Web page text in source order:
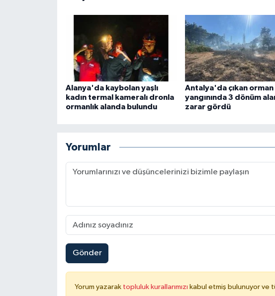
Alanya'da kaybolan yaşlı
kadın termal kameralı dronla
ormanlık alanda bulundu
Antalya'da çıkan orman
yangınında 3 dönüm
zarar gördü
Yorumlar
Gönder
Yorum yazarak topluluk kurallarımızı kabul etmiş bulunuyor ve